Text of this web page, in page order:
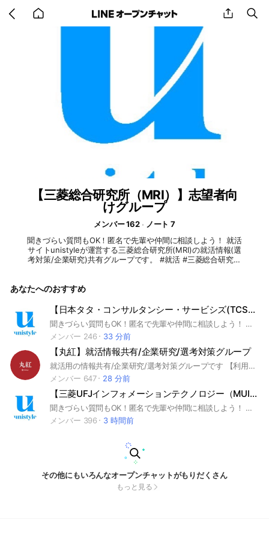
back share
【三菱総合研究所（MRI）】志望者向
けグループ
メンバー 162
ノート 7
聞きづらい質問もOK！匿名で先輩や仲間に相談しよう！ 就活
サイトunistyleが運営する三菱総合研究所(MRI)の就活情報(選
考対策/企業研究)共有グループです。 #就活 #三菱総合研究所
己分析 #業界研究 #企業研究 #自己PR #ガクチカ #学生時代頑
ループディスカッション #グルディス #OB訪問 #企業選び #就
活対策 #就活準備 #大手企業 #日系企業 ▼unistyleが運営する
コンサルのオプチャグループ▼ マッキンゼー・アンド・カン
パニー / ボストン コンサルティング グループ（BCG) / ベ
イン・アンド・カンパニー / A.T.カーニー / アーサー・D・リ
トル / Strategy＆ / ローランド・ベルガー / PwCコンサルティ
ング / デロイト トーマツ コンサルティング / KPMGコンサル
ティング / EYストラテジー・アンド・コンサルティング / ア
クセンチュア / 野村総合研究所（NRI） / 日本総合研究所(日本
総研) / アビームコンサルティング / ベイカレント・コンサル
ティング / レイヤーズ・コンサルティング / シグマクシス / 船
井総合研究所 / 大和総研 / 三菱UFJリサーチ＆コンサルティン
グ(МURC) / 三菱総合研究所(MRI) / キャップジェミニ / オリ
経済研究所 / 山田コンサルティンググループ / ビジョン・コン
▼ https://x.gd/pNozE
あなたへのおすすめ
【日本タタ・コンサルタンシー・サービシズ(TCS)】就活用(選考対策・企業研究)グループ
聞きづらい質問もOK！匿名で先輩や仲間に相談しよう！ 就活サイトunistyleが運営する日本タタ・コンサルタンシ―・サービシズ(TCS)の就活情報(選考対策/企業研究)共有グループです。 #就活 #日本タタ・コンサルタンシ―・サービシズ(TCS) #IT・通信業界 #インターンシップ #本選考 #unistyle #ユニスタイル #面接 #採用 #内定 #ES #エントリーシート #自己分析 #業界研究 #企業研究 #自己PR #ガクチカ #学生時代頑張ったこと #志何望動機 #webテスト #ウェブテスト #GD #グループディスカッション #グルディス #OB訪問 #企業選び #就活対策 #就活準備 #大手企業 #日系企業 ▼unistyleが運営するIT・通信のオプチャグループ▼ SCSK / 日鉄ソリューションズ（NSSOL） / 伊藤忠テクノソリューションズ(CTC) / 電通総研(旧:電通国際情報サービス（ISID)) / 大塚商会 / Speee / TIS / 日本タタ・コンサルタンシ―・サービシズ(TCS) / BIPROGY(日本ユニシス） / Sky / メルカリ / Sansan / サイボウズ / 富士ソフト / freee / SmartHR / GMOインターネットグループ / トレンドマイクロ / 東京海上日動システムズ / jinjer / ミクシィ / フューチャー / 日本ヒューレット・パッカード / みずほリサーチ＆テクノロジーズ / ディー・エヌ・エー(DeNA) / グーグル(Google) / 日本マイクロソフト / NECネッツエスアイ / 三菱UFJインフォメーションテクノロジー(MUIT) / ニッセイ情報テクノロジー / オービック / マイクロアド / HRBrain / 農中情報システム / 日立システムズ / シンプレクス / ジーニー(Geniee) / JSOL / 日立ソリューションズ / キンドリルジャパン / ワークスアプリケーションズ / トヨタシステムズ / SHIFT / NTTドコモ / KDDI / ソフトバンク / NTT東日本 / NTT西日本 ▼日本タタ・コンサルタンシ―・サービシズ(TCS)の企業研究はこちらから▼ https://x.gd/mT9bt
メンバー 246
33 分前
【丸紅】就活情報共有/企業研究/選考対策グループ
就活用の情報共有/企業研究/選考対策グループです 【利用ルール】敬語で会話すること｜建設的な議論を行うこと｜就活から逸脱した会話は禁止｜意見を求める際には自分の考えも提示し丸投げしないこと｜前提条件、目的を揃え相手を尊重したうえで主張すること｜無許可の広告宣伝は禁止 ＜企業別グループ一覧＞ コンサル マッキンゼー/BCG/ベイン/ATカーニー/PwC/デロイト/KPMG/EY/アクセンチュア/NRI野村総合研究所/アビーム/ベイカレント 外資金融 ゴールドマン・サックス/モルガン・スタンレー/JPモルガン 外資IT Google/Amazon/マイクロソフト/アップル IT/通信 NTTデータ/NSSOL/電通総研/CTC/IBM/NTTドコモ/KDDI/ソフトバンク/楽天/リクルート/LINEヤフー/メルカリ/サイバーエージェント/富士通/DeNA/SCSK/TIS 商社 三菱商事/伊藤忠商事/三井物産/住友商事/丸紅 金融 三菱UFJ銀行/三井住友銀行/みずほ銀行/りそな銀行/日本銀行/DBJ/東京海上日動/三井住友海上/損保ジャパン/日本生命/第一生命/明治安田生命/JCB/三井住友カード/オリックス/農林中央金庫 証券 野村證券/大和証券/SMBC日興証券 広告/メディア 電通/博報堂/NHK/日本テレビ/TBS 不動産 三井不動産/三菱地所/住友不動産/森ビル/野村不動産/東急不動産 建設 大成建設/鹿島建設/清水建設 食品/日用品 サントリー/キリン/アサヒ/味の素/明治/日清食品/JT/資生堂/花王/P&G/ユニ・チャーム 小売/サービス イオン/セブン&アイ/ファーストリテイリング/良品計画 電機/機械/自動車 ソニー/トヨタ/ホンダ/日産/キーエンス/日立/パナソニック/三菱重工/三菱電機/東京エレクトロン/デンソー/村田製作所/ダイキン/NEC/キヤノン/コマツ/オムロン 素材/化学 旭化成/富士フイルム/AGC/信越化学/東レ 製薬 武田薬品/中外製薬/第一三共/アステラス製薬/エーザイ インフラ/運輸 JR東海/JR東日本/JR西日本/ANA/JAL/東京ガス/大阪ガス/東京電力/関西電力 その他 オリエンタルランド/任天堂/ニトリ/バンダイナムコ 27卒28卒29卒30卒 SPI/玉手箱/TGWEB/テストセンター/GAB/CAB
メンバー 647
28 分前
【三菱UFJインフォメーションテクノロジー（MUIT）】志望者向けグループ
聞きづらい質問もOK！匿名で先輩や仲間に相談しよう！ 就活サイトunistyleが運営する三菱UFJインフォメーションテクノロジー(MUIT)の就活情報(選考対策/企業研究)共有グループです。 #就活 #三菱UFJインフォメーションテクノロジー(MUIT) #IT・通信業界 #インターンシップ #本選考 #unistyle #ユニスタイル #面接 #採用 #内定 #ES #エントリーシート #自己分析 #業界研究 #企業研究 #自己PR #ガクチカ #学生時代頑張ったこと #志何望動機 #webテスト #ウェブテスト #GD #グループディスカッション #グルディス #OB訪問 #企業選び #就活対策 #就活準備 #大手企業 #日系企業 ▼unistyleが運営するIT・通信のオプチャグループ▼ SCSK / 日鉄ソリューションズ（NSSOL） / 伊藤忠テクノソリューションズ(CTC) / 電通総研(旧:電通国際情報サービス（ISID)) / 大塚商会 / Speee / TIS / 日本タタ・コンサルタンシ―・サービシズ(TCS) / BIPROGY(日本ユニシス） / Sky / メルカリ / Sansan / サイボウズ / 富士ソフト / freee / SmartHR / GMOインターネットグループ / トレンドマイクロ / 東京海上日動システムズ / jinjer / ミクシィ / フューチャー / 日本ヒューレット・パッカード / みずほリサーチ＆テクノロジーズ / ディー・エヌ・エー(DeNA) / グーグル(Google) / 日本マイクロソフト / NECネッツエスアイ / 三菱UFJインフォメーションテクノロジー(MUIT) / ニッセイ情報テクノロジー / オービック / マイクロアド / HRBrain / 農中情報システム / 日立システムズ / シンプレクス / ジーニー(Geniee) / JSOL / 日立ソリューションズ / キンドリルジャパン / ワークスアプリケーションズ / トヨタシステムズ / SHIFT / NTTドコモ / KDDI / ソフトバンク / NTT東日本 / NTT西日本 ▼三菱UFJインフォメーションテクノロジー(MUIT)の企業研究はこちらから▼ https://x.gd/xJSSd
メンバー 396
3 時間前
その他にもいろんなオープンチャットがもりだくさん
もっと見る